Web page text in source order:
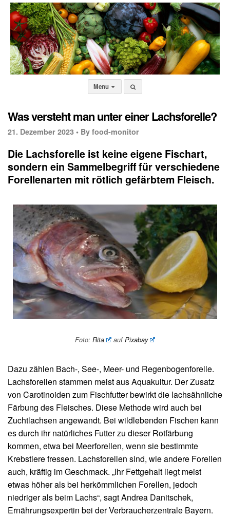
Menu
Was versteht man unter einer Lachsforelle?
21. Dezember 2023 • By food-monitor
Die Lachsforelle ist keine eigene Fischart,
sondern ein Sammelbegriff für verschiedene
Forellenarten mit rötlich gefärbtem Fleisch.
Foto:Rita aufPixabay
Dazu zählen Bach-, See-, Meer- und Regenbogenforelle.
Lachsforellen stammen meist aus Aquakultur. Der Zusatz
von Carotinoiden zum Fischfutter bewirkt die lachsähnliche
Färbung des Fleisches. Diese Methode wird auch bei
Zuchtlachsen angewandt. Bei wildlebenden Fischen kann
es durch ihr natürliches Futter zu dieser Rotfärbung
kommen, etwa bei Meerforellen, wenn sie bestimmte
Krebstiere fressen. Lachsforellen sind, wie andere Forellen
auch, kräftig im Geschmack. „Ihr Fettgehalt liegt meist
etwas höher als bei herkömmlichen Forellen, jedoch
niedriger als beim Lachs“, sagt Andrea Danitschek,
Ernährungsexpertin bei der Verbraucherzentrale Bayern.